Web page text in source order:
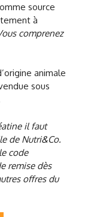
source
à
comprenez
animale
sous
il faut
de Nutri&Co.
code
remise dès
offres du